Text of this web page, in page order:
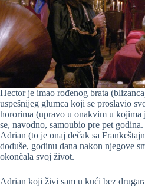
Hector je imao rođenog brata
uspešnijeg glumca koji se proslavio
hororima (upravo u onakvim u
se, navodno, samoubio pre pet
Adrian (to je onaj dečak sa
doduše, godinu dana nakon njegove
okončala svoj život.
Adrian koji živi sam u kući bez